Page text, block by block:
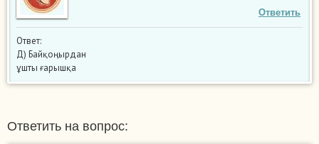
Ответить
Ответ:
Д) Байқоңырдан
ұшты ғарышқа
Ответить на вопрос: